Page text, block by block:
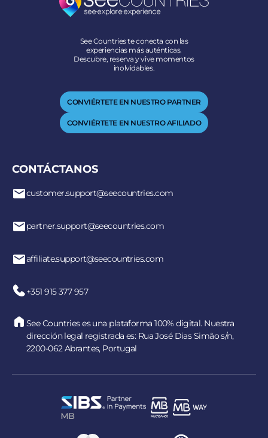
See Countries te conecta con las
experiencias más auténticas.
Descubre, reserva y vive momentos
inolvidables.
CONVIÉRTETE EN NUESTRO PARTNER
CONVIÉRTETE EN NUESTRO AFILIADO
CONTÁCTANOS
customer.support@seecountries.com
partner.support@seecountries.com
affiliate.support@seecountries.com
+351 915 377 957
See Countries es una plataforma 100% digital. Nuestra
dirección legal registrada es: Rua José Dias Simão s/n,
2200-062 Abrantes, Portugal